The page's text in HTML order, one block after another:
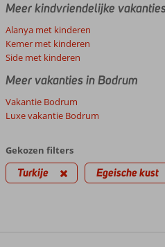
Meer kindvriendelijke
Alanya met kinderen
Kemer met kinderen
Side met kinderen
Meer vakanties in Bodrum
Vakantie Bodrum
Luxe vakantie Bodrum
Gekozen filters
Turkije Egeische kust